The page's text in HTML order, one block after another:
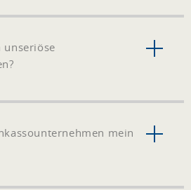
unseriöse
mein